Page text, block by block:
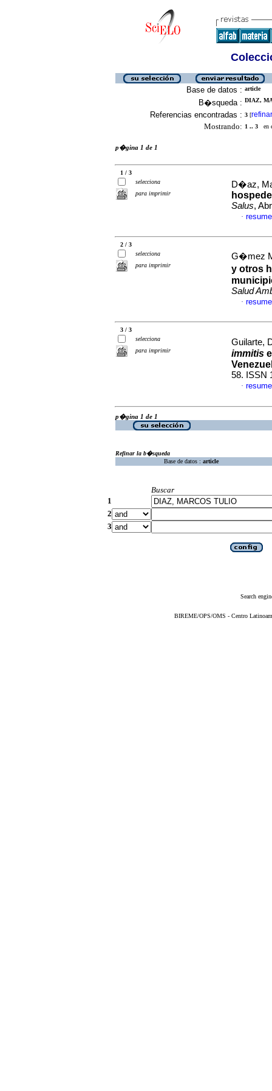
Base de datos : article
B�squeda : DIAZ,
Referencias encontradas : 3 [refinar
Mostrando: 1 .. 3 en
p�gina 1 de 1
1 / 3
selecciona
para imprimir
D�az,
Salus,
·
2 / 3
selecciona
para imprimir
G�mez
y otros
Salud
·
3 / 3
selecciona
para imprimir
Guilarte,
immitis
58. ISSN
·
p�gina 1 de 1
Refinar la b�squeda
Base de datos : article
Buscar
1
2
3
Search
BIREME/OPS/OMS - Centro